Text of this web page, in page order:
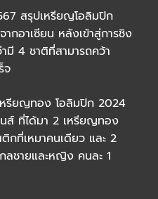
รุปเหรียญโอลิมปิก
กอาเซียน หลังเข้าสู่การชิง
มี 4 ชาติที่สามารถคว้า
จ
ญทอง โอลิมปิก 2024
ส์ ที่ได้มา 2 เหรียญทอง
กที่เหมาคนเดียว และ 2
ชายและหญิง คนละ 1